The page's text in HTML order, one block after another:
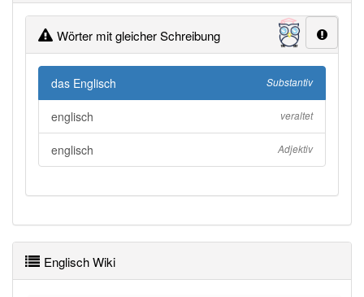
Englisch Wiktionary
PowerIndex:97
Häufigkeit: 8 von 10
Wörter mit Endung
Wörter mit Endung-englischaber mit einem
92% unserer Spielapp-Nutzer haben den Artikel
korrekt erraten.
Wörter mit gleicher Schreibung
das Englisch Substantiv
englisch veraltet
englisch Adjektiv
Englisch Wiki